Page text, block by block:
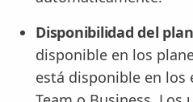
Disponibilidad del
disponible en los
está disponible en los